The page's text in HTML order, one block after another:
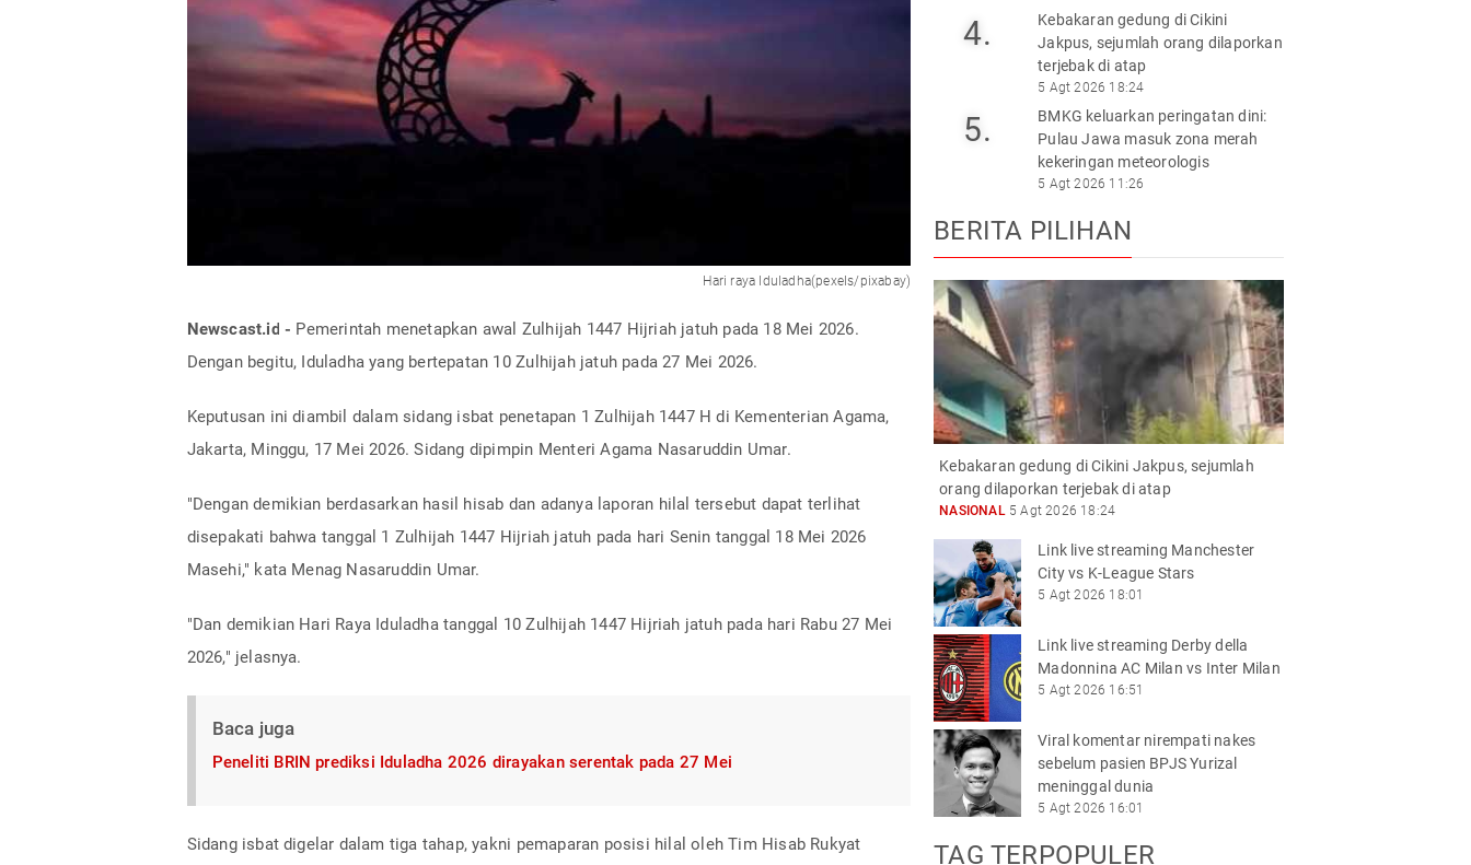
Hari raya Iduladha(pexels/pixabay)
Newscast.id - Pemerintah menetapkan awal Zulhijah 1447 Hijriah jatuh pada 18 Mei 2026.
Dengan begitu, Iduladha yang bertepatan 10 Zulhijah jatuh pada 27 Mei 2026.
Keputusan ini diambil dalam sidang isbat penetapan 1 Zulhijah 1447 H di Kementerian Agama,
Jakarta, Minggu, 17 Mei 2026. Sidang dipimpin Menteri Agama Nasaruddin Umar.
"Dengan demikian berdasarkan hasil hisab dan adanya laporan hilal tersebut dapat terlihat
disepakati bahwa tanggal 1 Zulhijah 1447 Hijriah jatuh pada hari Senin tanggal 18 Mei 2026
Masehi," kata Menag Nasaruddin Umar.
"Dan demikian Hari Raya Iduladha tanggal 10 Zulhijah 1447 Hijriah jatuh pada hari Rabu 27 Mei
2026," jelasnya.
Baca juga
Peneliti BRIN prediksi Iduladha 2026 dirayakan serentak pada 27 Mei
Sidang isbat digelar dalam tiga tahap, yakni pemaparan posisi hilal oleh Tim Hisab Rukyat
4.
Kebakaran gedung di Cikini
Jakpus, sejumlah orang dilaporkan
terjebak di atap
5 Agt 2026 18:24
5.
BMKG keluarkan peringatan dini:
Pulau Jawa masuk zona merah
kekeringan meteorologis
5 Agt 2026 11:26
BERITA PILIHAN
Kebakaran gedung di Cikini Jakpus, sejumlah
orang dilaporkan terjebak di atap
NASIONAL5 Agt 2026 18:24
Link live streaming Manchester
City vs K-League Stars
5 Agt 2026 18:01
Link live streaming Derby della
Madonnina AC Milan vs Inter Milan
5 Agt 2026 16:51
Viral komentar nirempati nakes
sebelum pasien BPJS Yurizal
meninggal dunia
5 Agt 2026 16:01
TAG TERPOPULER